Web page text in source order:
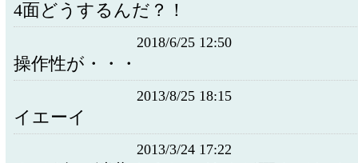
4面どうするんだ？！
2018/6/25 12:50
操作性が・・・
2013/8/25 18:15
イエーイ
2013/3/24 17:22